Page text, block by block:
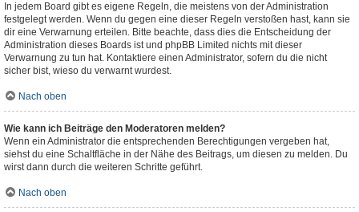
In jedem Board gibt es eigene Regeln, die meistens von der Administration
festgelegt werden. Wenn du gegen eine dieser Regeln verstoßen hast, kann sie
dir eine Verwarnung erteilen. Bitte beachte, dass dies die Entscheidung der
Administration dieses Boards ist und phpBB Limited nichts mit dieser
Verwarnung zu tun hat. Kontaktiere einen Administrator, sofern du die nicht
sicher bist, wieso du verwarnt wurdest.
Nach oben
Wie kann ich Beiträge den Moderatoren melden?
Wenn ein Administrator die entsprechenden Berechtigungen vergeben hat,
siehst du eine Schaltfläche in der Nähe des Beitrags, um diesen zu melden. Du
wirst dann durch die weiteren Schritte geführt.
Nach oben